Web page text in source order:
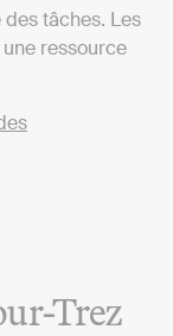
tâches. Les
ressource
Trez